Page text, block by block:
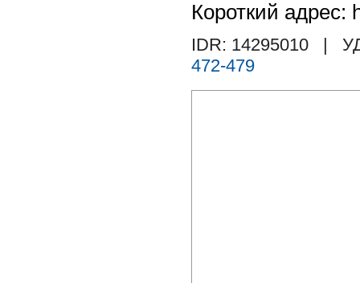
Короткий адрес:
IDR: 14295010
|
472-479